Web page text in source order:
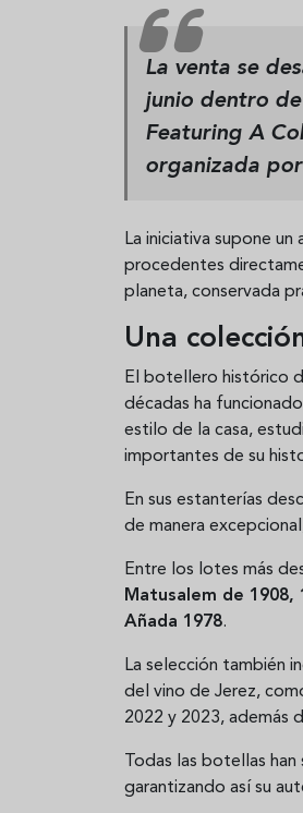
La venta se
junio dentro
Featuring A
organizada
La iniciativa supone
procedentes
planeta, conservada
Una
El botellero histórico
décadas ha
estilo de la casa,
importantes de su
En sus estanterías
de manera
Entre los lotes más
Matusalem de 1908,
Añada 1978.
La selección también
del vino de Jerez,
2022 y 2023, además
Todas las botellas
garantizando así su